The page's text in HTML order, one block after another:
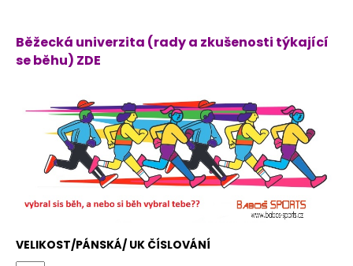
Běžecká univerzita (rady a zkušenosti týkající
se běhu) ZDE
VELIKOST/PÁNSKÁ/ UK ČÍSLOVÁNÍ